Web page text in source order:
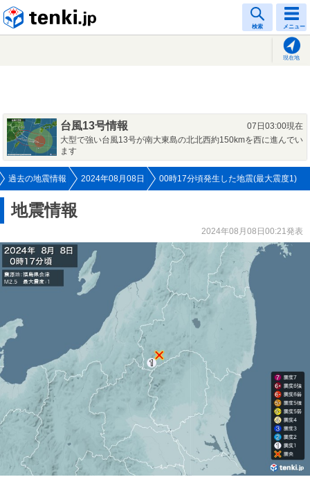
検索 メニュー
現在地
台風13号情報
07日03:00現在
大型で強い台風13号が南大東島の北北西約150kmを西に進んでい
ます
過去の地震情報 2024年08月08日 00時17分頃発生した地震(最大震度1)
地震情報
2024年08月08日00:21発表